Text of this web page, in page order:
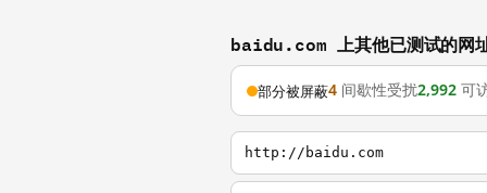
baidu.com 上其他已测试的网
部分被屏蔽4 间歇性受扰2,992 可
http://baidu.com